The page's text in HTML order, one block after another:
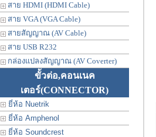
สาย HDMI (HDMI Cable)
สาย VGA (VGA Cable)
สายสัญญาณ (AV Cable)
สาย USB R232
กล่องแปลงสัญญาณ (AV Coverter)
ขั้วต่อ,คอนเนค
เตอร์(CONNECTOR)
ยี่ห้อ Nuetrik
ยี่ห้อ Amphenol
ยี่ห้อ Soundcrest